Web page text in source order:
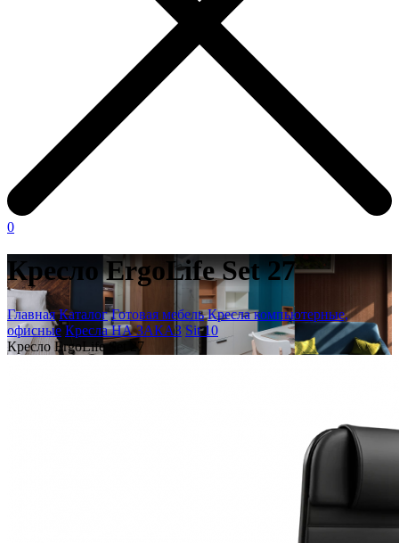
0
Кресло ErgoLife Set 27
Главная Каталог Готовая мебель Кресла компьютерные,
офисные Кресла НА ЗАКАЗ Sit 10
Кресло ErgoLife Set 27